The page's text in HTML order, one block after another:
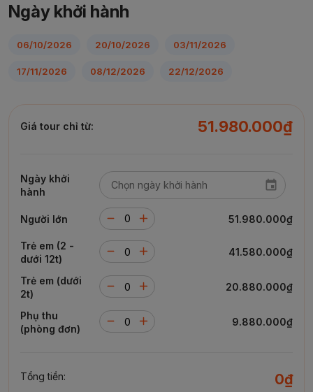
Ngày khởi hành
06/10/2026 20/10/2026 03/11/2026
17/11/2026 08/12/2026 22/12/2026
Giá tour chỉ từ: 51.980.000₫
Ngày khởi
hành
Người lớn 51.980.000₫
Trẻ em (2 -
dưới 12t)
41.580.000₫
Trẻ em (dưới
2t)
20.880.000₫
Phụ thu
(phòng đơn)
9.880.000₫
Tổng tiền: 0₫